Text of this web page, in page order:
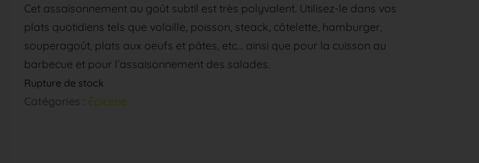
Cet assaisonnement au goût subtil est très polyvalent. Utilisez-le dans vos
plats quotidiens tels que volaille, poisson, steack, côtelette, hamburger,
souperagoût, plats aux oeufs et pâtes, etc… ainsi que pour la cuisson au
barbecue et pour l’assaisonnement des salades.
Rupture de stock
Catégories : Épicerie